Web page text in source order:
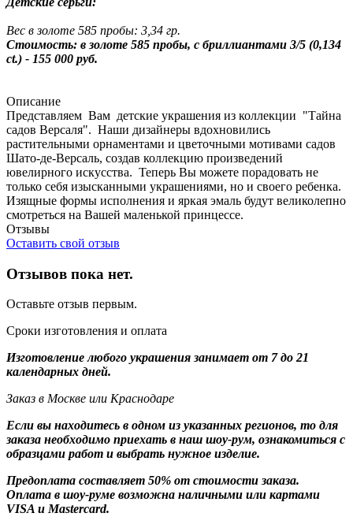
Вес в золоте 585 пробы: 3,34 гр.
Стоимость: в золоте 585 пробы, с бриллиантами 3/5 (0,134
ct.) - 155 000 руб.
Описание
Представляем Вам детские украшения из коллекции "Тайна
садов Версаля". Наши дизайнеры вдохновились
растительными орнаментами и цветочными мотивами садов
Шато-де-Версаль, создав коллекцию произведений
ювелирного искусства. Теперь Вы можете порадовать не
только себя изысканными украшениями, но и своего ребенка.
Изящные формы исполнения и яркая эмаль будут великолепно
смотреться на Вашей маленькой принцессе.
Отзывы
Оставить свой отзыв
Отзывов пока нет.
Оставьте отзыв первым.
Сроки изготовления и оплата
Изготовление любого украшения занимает от 7 до 21
календарных дней.
Заказ в Москве или Краснодаре
Если вы находитесь в одном из указанных регионов, то для
заказа необходимо приехать в наш шоу-рум, ознакомиться с
образцами работ и выбрать нужное изделие.
Предоплата составляет 50% от стоимости заказа.
Оплата в шоу-руме возможна наличными или картами
VISA и Mastercard.